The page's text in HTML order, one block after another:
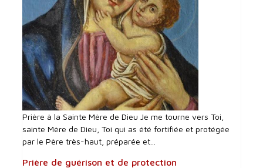
Prière à la Sainte Mère de Dieu Je me tourne vers Toi,
sainte Mère de Dieu, Toi qui as été fortifiée et protégée
par le Père très-haut, préparée et...
Prière de guérison et de protection